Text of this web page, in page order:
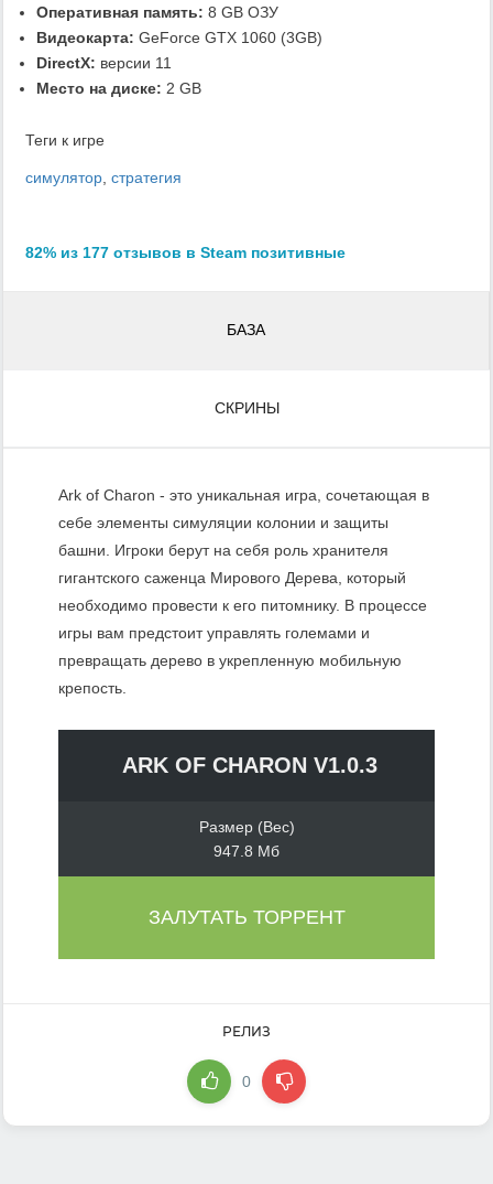
Оперативная память: 8 GB ОЗУ
Видеокарта: GeForce GTX 1060 (3GB)
DirectX: версии 11
Место на диске: 2 GB
Теги к игре
симулятор стратегия
82% из 177 отзывов в Steam позитивные
БАЗА
СКРИНЫ
Ark of Charon - это уникальная игра, сочетающая в
себе элементы симуляции колонии и защиты
башни. Игроки берут на себя роль хранителя
гигантского саженца Мирового Дерева, который
необходимо провести к его питомнику. В процессе
игры вам предстоит управлять големами и
превращать дерево в укрепленную мобильную
крепость.
ARK OF CHARON V1.0.3
Размер (Вес)
947.8 Мб
ЗАЛУТАТЬ ТОРРЕНТ
РЕЛИЗ
0